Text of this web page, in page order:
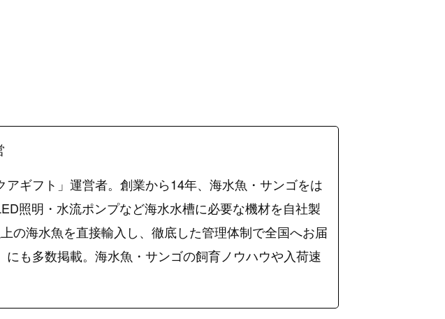
ギフト」運営者。創業から14年、海水魚・サンゴをは
照明・水流ポンプなど海水水槽に必要な機材を自社製
の海水魚を直接輸入し、徹底した管理体制で全国へお届
も多数掲載。海水魚・サンゴの飼育ノウハウや入荷速